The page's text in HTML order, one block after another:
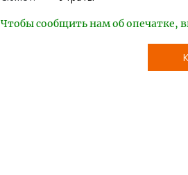
Чтобы сообщить нам об